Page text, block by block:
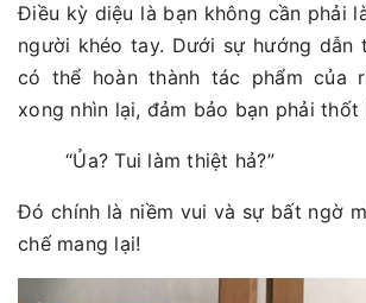
Điều kỳ diệu là bạn không cần phải
người khéo tay. Dưới sự hướng dẫn
có thể hoàn thành tác phẩm của
xong nhìn lại, đảm bảo bạn phải thốt
“Ủa? Tui làm thiệt hả?”
Đó chính là niềm vui và sự bất ngờ
chế mang lại!